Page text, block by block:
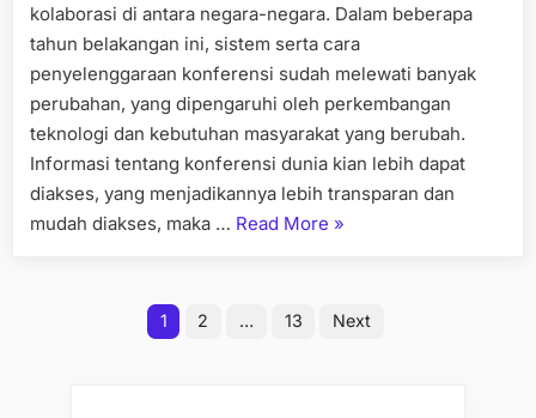
kolaborasi di antara negara-negara. Dalam beberapa
tahun belakangan ini, sistem serta cara
penyelenggaraan konferensi sudah melewati banyak
perubahan, yang dipengaruhi oleh perkembangan
teknologi dan kebutuhan masyarakat yang berubah.
Informasi tentang konferensi dunia kian lebih dapat
diakses, yang menjadikannya lebih transparan dan
mudah diakses, maka … Read More “Praha
Kecenderungan
»
1 2 … 13 Next